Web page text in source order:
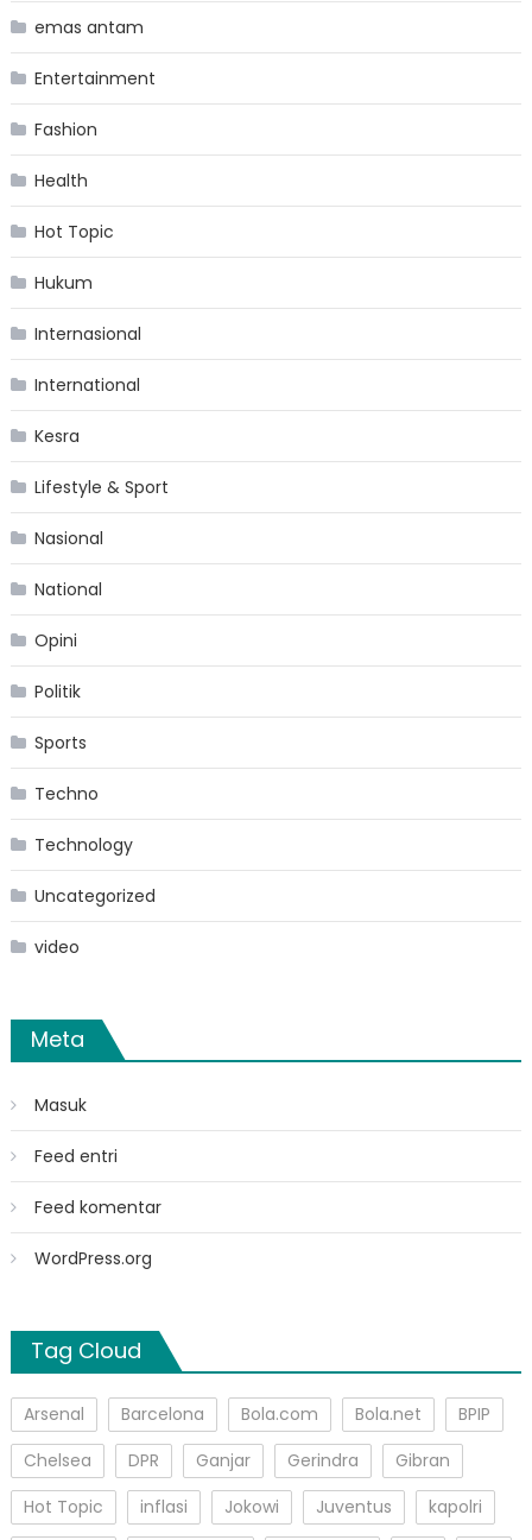
emas antam
Entertainment
Fashion
Health
Hot Topic
Hukum
Internasional
International
Kesra
Lifestyle & Sport
Nasional
National
Opini
Politik
Sports
Techno
Technology
Uncategorized
video
Meta
Masuk
Feed entri
Feed komentar
WordPress.org
Tag Cloud
Arsenal Barcelona Bola.com Bola.net
BPIP
Chelsea
DPR Ganjar Gerindra
Gibran
Hot Topic
inflasi Jokowi Juventus
kapolri